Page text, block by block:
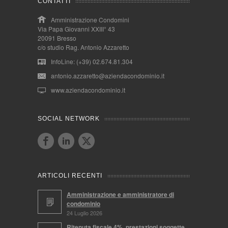
Amministrazione Condomini
Via Papa Giovanni XXIII° 43
20091 Bresso
c/o studio Rag. Antonio Azzaretto
InfoLine: (+39) 02.674.81.304
antonio.azzaretto@aziendacondominio.it
www.aziendacondominio.it
SOCIAL NETWORK
ARTICOLI RECENTI
Amministrazione e amministratore di
condominio
24 Luglio 2026